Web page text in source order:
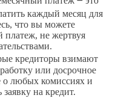
каждый месяц для
что вы можете
платеж, не жертвуя
кредиторы взимают
или досрочное
о любых комиссиях и
на кредит.